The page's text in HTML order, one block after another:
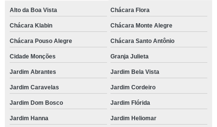
Alto da Boa Vista Chácara Flora
Chácara Klabin Chácara Monte Alegre
Chácara Pouso Alegre Chácara Santo Antônio
Cidade Monções Granja Julieta
Jardim Abrantes Jardim Bela Vista
Jardim Caravelas Jardim Cordeiro
Jardim Dom Bosco Jardim Flórida
Jardim Hanna Jardim Heliomar